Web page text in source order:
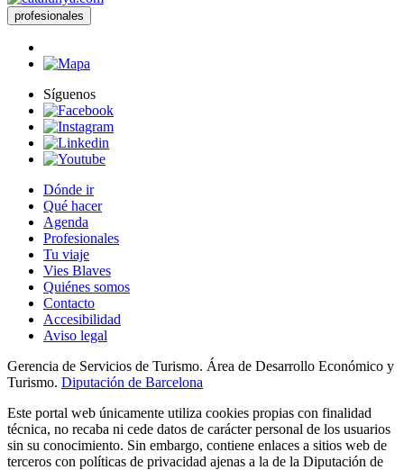
profesionales
Síguenos
Dónde ir
Qué hacer
Agenda
Profesionales
Tu viaje
Vies Blaves
Quiénes somos
Contacto
Accesibilidad
Aviso legal
Gerencia de Servicios de Turismo. Área de Desarrollo Económico y
Turismo. Diputación de Barcelona
Este portal web únicamente utiliza cookies propias con finalidad
técnica, no recaba ni cede datos de carácter personal de los usuarios
sin su conocimiento. Sin embargo, contiene enlaces a sitios web de
terceros con políticas de privacidad ajenas a la de la Diputación de